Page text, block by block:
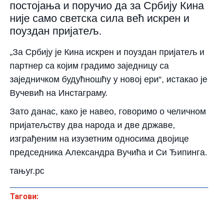
постојања и поручио да за Србију Кина
није само светска сила већ искрен и
поуздан пријатељ.
„За Србију је Кина искрен и поуздан пријатељ и
партнер са којим градимо заједницу са
заједничком будућношћу у новој ери“, истакао је
Вучевић на Инстаграму.
Зато данас, како је навео, говоримо о челичном
пријатељству два народа и две државе,
изграђеним на изузетним односима двојице
председника Александра Вучића и Си Ђипинга.
тањуг.рс
Тагови: